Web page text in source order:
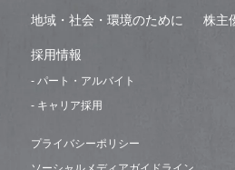
地域・社会・環境のために 株主
採用情報
- パート・アルバイト
- キャリア採用
プライバシーポリシー